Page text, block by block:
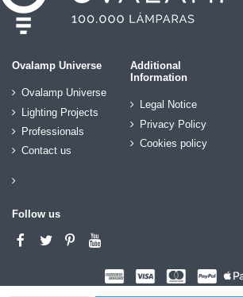
Ovalamp Universe
Ovalamp Universe
Lighting Projects
Professionals
Contact us
Additional
Information
Legal Notice
Privacy Policy
Cookies policy
Follow us